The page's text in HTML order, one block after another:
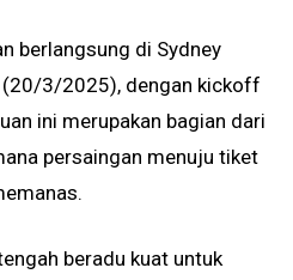
berlangsung di Sydney
(20/3/2025), dengan kickoff
ini merupakan bagian dari
persaingan menuju tiket
beradu kuat untuk